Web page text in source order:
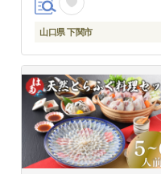
山口県 下関市